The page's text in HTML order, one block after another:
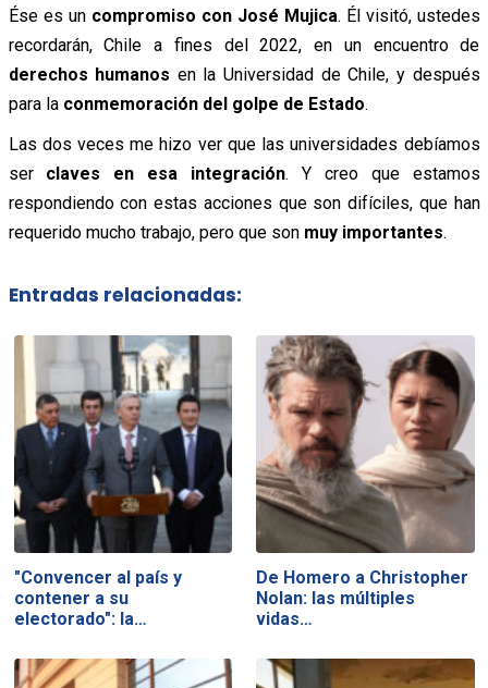
Ése es un compromiso con José Mujica. Él visitó, ustedes
recordarán, Chile a fines del 2022, en un encuentro de
derechos humanos en la Universidad de Chile, y después
para la conmemoración del golpe de Estado.
Las dos veces me hizo ver que las universidades debíamos
ser claves en esa integración. Y creo que estamos
respondiendo con estas acciones que son difíciles, que han
requerido mucho trabajo, pero que son muy importantes.
Entradas relacionadas:
"Convencer al país y
contener a su
electorado": la…
De Homero a Christopher
Nolan: las múltiples
vidas…